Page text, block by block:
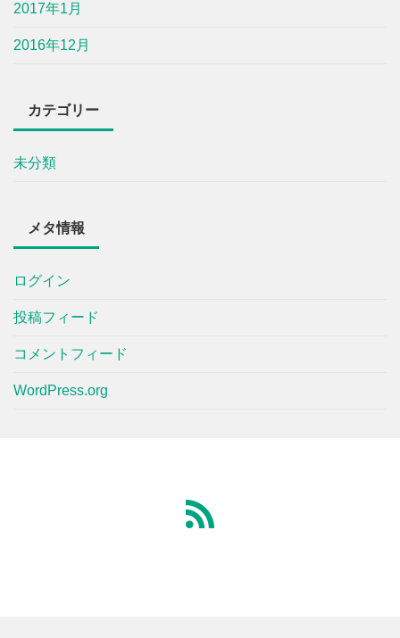
2017年1月
2016年12月
カテゴリー
未分類
メタ情報
ログイン
投稿フィード
コメントフィード
WordPress.org